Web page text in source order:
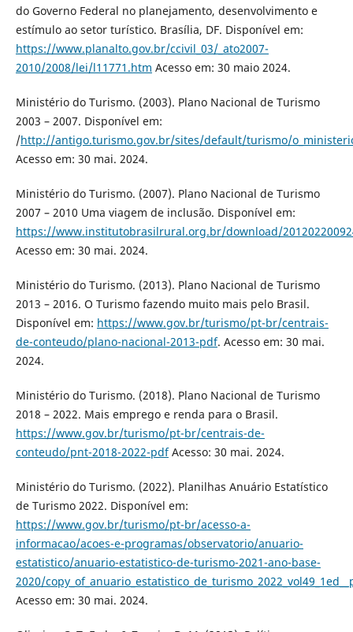
do Governo Federal no planejamento, desenvolvimento e
estímulo ao setor turístico. Brasília, DF. Disponível em:
https://www.planalto.gov.br/ccivil_03/_ato2007-
2010/2008/lei/l11771.htm Acesso em: 30 maio 2024.
Ministério do Turismo. (2003). Plano Nacional de Turismo
2003 – 2007. Disponível em:
/http://antigo.turismo.gov.br/sites/default/turismo/
Acesso em: 30 mai. 2024.
Ministério do Turismo. (2007). Plano Nacional de Turismo
2007 – 2010 Uma viagem de inclusão. Disponível em:
https://www.institutobrasilrural.org.br/download/
Acesso em: 30 mai. 2024.
Ministério do Turismo. (2013). Plano Nacional de Turismo
2013 – 2016. O Turismo fazendo muito mais pelo Brasil.
Disponível em: https://www.gov.br/turismo/pt-br/centrais-
de-conteudo/plano-nacional-2013-pdf. Acesso em: 30 mai.
2024.
Ministério do Turismo. (2018). Plano Nacional de Turismo
2018 – 2022. Mais emprego e renda para o Brasil.
https://www.gov.br/turismo/pt-br/centrais-de-
conteudo/pnt-2018-2022-pdfAcesso: 30 mai. 2024.
Ministério do Turismo. (2022). Planilhas Anuário Estatístico
de Turismo 2022. Disponível em:
https://www.gov.br/turismo/pt-br/acesso-a-
informacao/acoes-e-programas/observatorio/anuario-
estatistico/anuario-estatistico-de-turismo-2021-ano-base-
2020/
Acesso em: 30 mai. 2024.